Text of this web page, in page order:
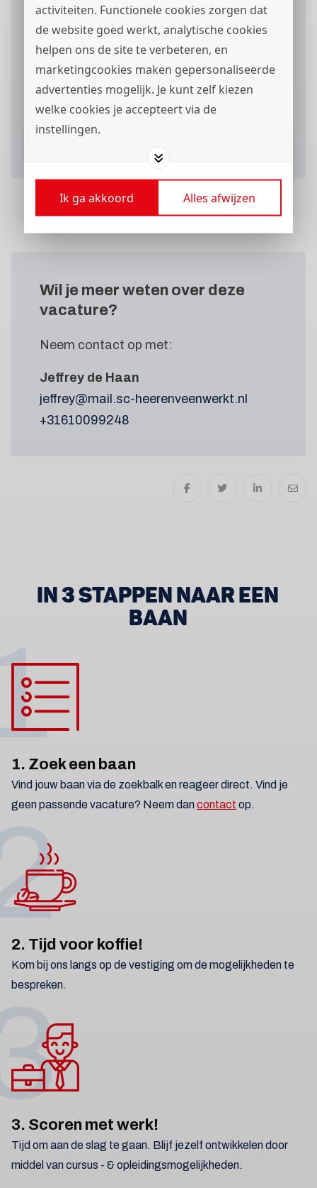
activiteiten. Functionele cookies zorgen dat
de website goed werkt, analytische cookies
helpen ons de site te verbeteren, en
marketingcookies maken gepersonaliseerde
advertenties mogelijk. Je kunt zelf kiezen
welke cookies je accepteert via de
instellingen.
Ik ga akkoord Alles afwijzen
Ik ga akkoord met hetprivacystatementen ik
wil berichten via
ontvangen.
Wil je meer weten over deze
vacature?
Neem contact op met:
Jeffrey de Haan
jeffrey@mail.sc-heerenveenwerkt.nl
+31610099248
IN 3 STAPPEN NAAR EEN
BAAN
1. Zoek een baan
Vind jouw baan via de zoekbalk en reageer direct. Vind je
geen passende vacature? Neem dancontact op.
2. Tijd voor koffie!
Kom bij ons langs op de vestiging om de mogelijkheden te
bespreken.
3. Scoren met werk!
Tijd om aan de slag te gaan. Blijf jezelf ontwikkelen door
middel van cursus - & opleidingsmogelijkheden.